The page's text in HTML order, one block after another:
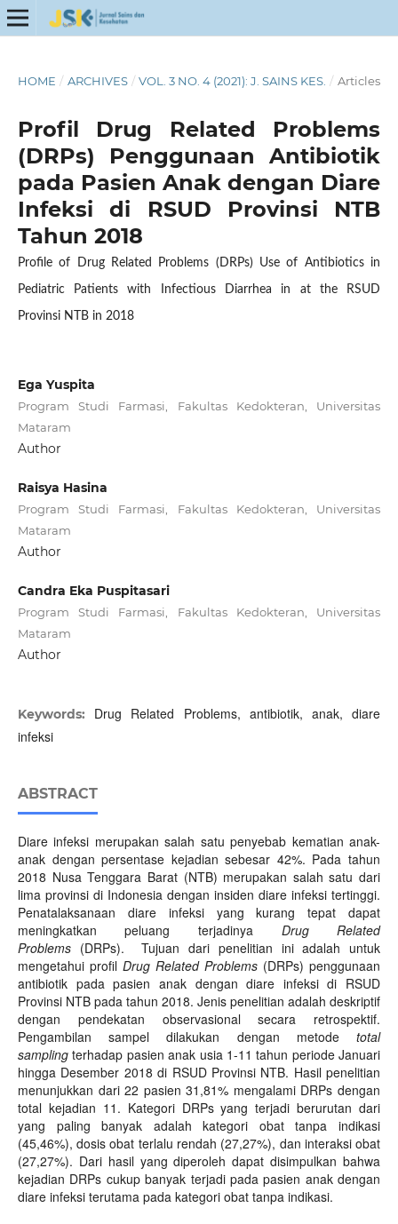
HOME / ARCHIVES / VOL. 3 NO. 4 (2021): J. SAINS KES. / Articles
Profil Drug Related Problems
(DRPs) Penggunaan Antibiotik
pada Pasien Anak dengan Diare
Infeksi di RSUD Provinsi NTB
Tahun 2018
Profile of Drug Related Problems (DRPs) Use of Antibiotics in
Pediatric Patients with Infectious Diarrhea in at the RSUD
Provinsi NTB in 2018
Ega Yuspita
Program Studi Farmasi, Fakultas Kedokteran, Universitas
Mataram
Author
Raisya Hasina
Program Studi Farmasi, Fakultas Kedokteran, Universitas
Mataram
Author
Candra Eka Puspitasari
Program Studi Farmasi, Fakultas Kedokteran, Universitas
Mataram
Author
Keywords: Drug Related Problems, antibiotik, anak, diare
infeksi
ABSTRACT
Diare infeksi merupakan salah satu penyebab kematian anak-
anak dengan persentase kejadian sebesar 42%. Pada tahun
2018 Nusa Tenggara Barat (NTB) merupakan salah satu dari
lima provinsi di Indonesia dengan insiden diare infeksi tertinggi.
Penatalaksanaan diare infeksi yang kurang tepat dapat
meningkatkan peluang terjadinya Drug Related
Problems (DRPs). Tujuan dari penelitian ini adalah untuk
mengetahui profil Drug Related Problems (DRPs) penggunaan
antibiotik pada pasien anak dengan diare infeksi di RSUD
Provinsi NTB pada tahun 2018. Jenis penelitian adalah deskriptif
dengan pendekatan observasional secara retrospektif.
Pengambilan sampel dilakukan dengan metodetotal
samplingterhadap pasien anak usia 1-11 tahun periode Januari
hingga Desember 2018 di RSUD Provinsi NTB. Hasil penelitian
menunjukkan dari 22 pasien 31,81% mengalami DRPs dengan
total kejadian 11. Kategori DRPs yang terjadi berurutan dari
yang paling banyak adalah kategori obat tanpa indikasi
(45,46%), dosis obat terlalu rendah (27,27%), dan interaksi obat
(27,27%). Dari hasil yang diperoleh dapat disimpulkan bahwa
kejadian DRPs cukup banyak terjadi pada pasien anak dengan
diare infeksi terutama pada kategori obat tanpa indikasi.